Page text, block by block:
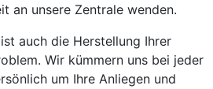
an unsere Zentrale wenden.
auch die Herstellung Ihrer
Wir kümmern uns bei jeder
um Ihre Anliegen und